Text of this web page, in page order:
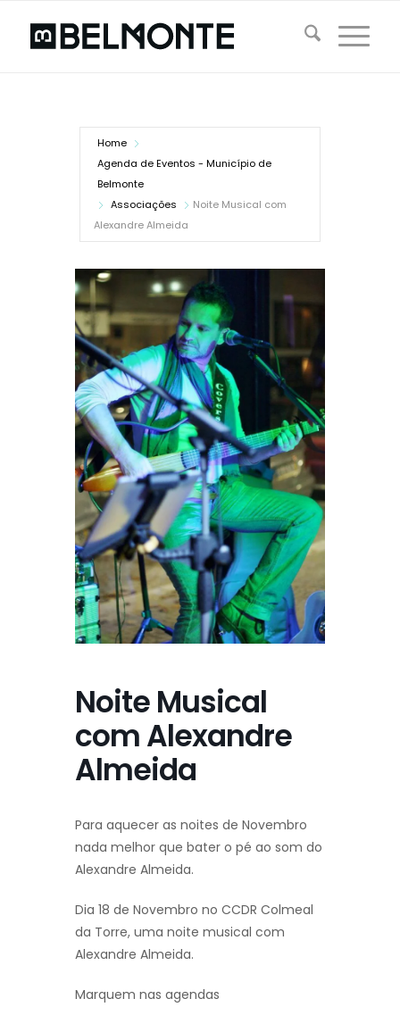
Home
Agenda de Eventos - Município de
Belmonte
Associações
Noite Musical com
Alexandre Almeida
Noite Musical
com Alexandre
Almeida
Para aquecer as noites de Novembro
nada melhor que bater o pé ao som do
Alexandre Almeida.
Dia 18 de Novembro no CCDR Colmeal
da Torre, uma noite musical com
Alexandre Almeida.
Marquem nas agendas